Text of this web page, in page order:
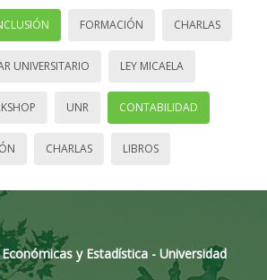
FORMACIÓN CHARLAS
UNIVERSITARIO LEY MICAELA
UNR CONTABILIDAD
CHARLAS LIBROS
y Estadística - Universidad